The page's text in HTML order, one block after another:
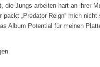
die Jungs arbeiten hart an ihrer
packt „Predator Reign“ mich nicht
Album Potential für meinen